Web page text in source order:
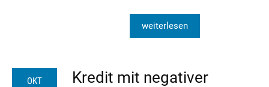
weiterlesen
OKT
Kredit mit negativer